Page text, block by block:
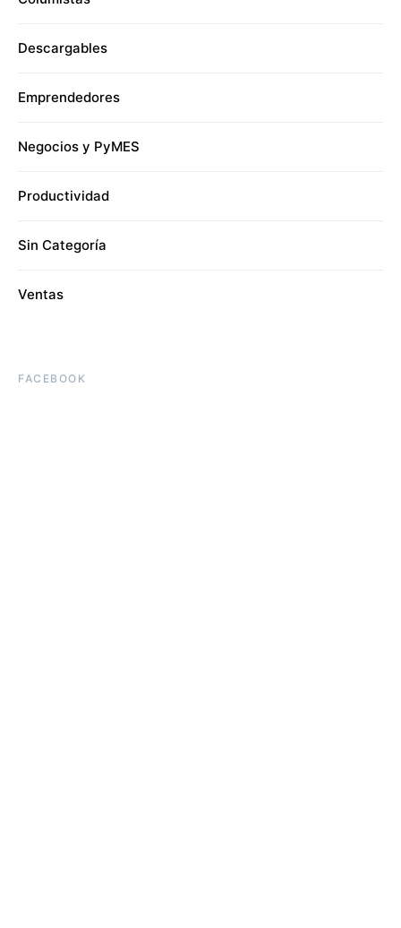
Descargables
Emprendedores
Negocios y PyMES
Productividad
Sin Categoría
Ventas
FACEBOOK